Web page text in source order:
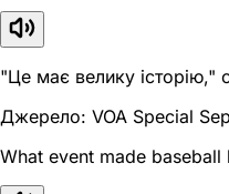
"Це має велику історію,"
Джерело: VOA Special
What event made baseball